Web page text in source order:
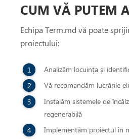
CUM VĂ PUTEM
Echipa Term.md vă poate
proiectului:
Analizăm locuința și
Vă recomandăm lucrările
Instalăm sistemele de
regenerabilă
Implementăm proiectul în